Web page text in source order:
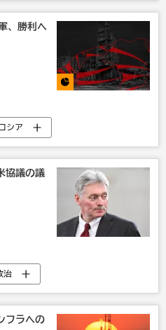
、勝利へ
シア
協議の議
治
ナルド・トランプ
フラへの